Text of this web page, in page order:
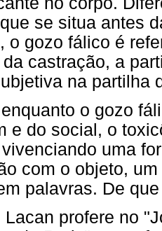
se situa antes
o gozo fálico é
castração, a
na partilha
o gozo
e do social, o
uma
com o objeto,
palavras. De
Lacan profere no